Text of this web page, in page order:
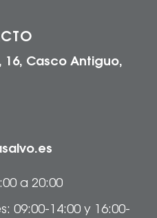
16, Casco Antiguo,
a 20:00
09:00-14:00 y 16:00-